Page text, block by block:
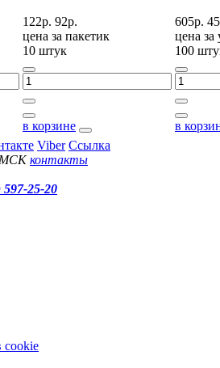
122р. 92р.
цена за пакетик
10 штук
в корзине
605р.
цена за
100
в
Viber Ссылка
МСКконтакты
597-25-20
cookie